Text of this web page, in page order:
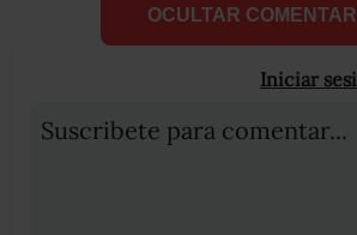
OCULTAR
Iniciar
Suscribete para comentar...